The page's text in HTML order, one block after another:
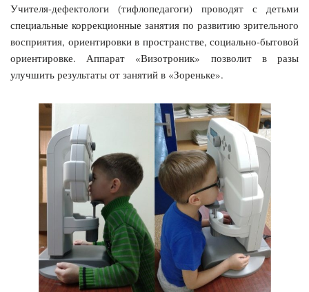
Учителя-дефектологи (тифлопедагоги) проводят с детьми
специальные коррекционные занятия по развитию зрительного
восприятия, ориентировки в пространстве, социально-бытовой
ориентировке. Аппарат «Визотроник» позволит в разы
улучшить результаты от занятий в «Зореньке».